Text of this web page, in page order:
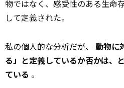
物ではなく、感受性のある生命
して定義された。
私の個人的な分析だが、 動物に
る」と定義しているか否かは、
ている 。